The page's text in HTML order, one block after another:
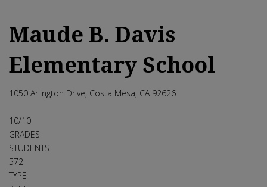
Maude B. Davis
Elementary School
1050 Arlington Drive, Costa Mesa, CA 92626
10/10
GRADES
STUDENTS
572
TYPE